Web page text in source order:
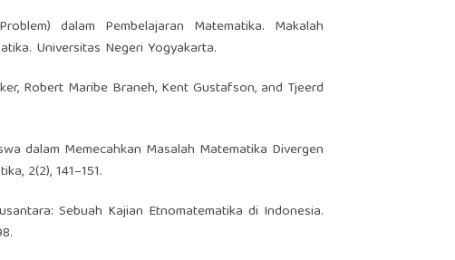
dalam Pembelajaran Matematika. Makalah
Universitas Negeri Yogyakarta.
Robert Maribe Braneh, Kent Gustafson, and Tjeerd
dalam Memecahkan Masalah Matematika Divergen
2(2), 141–151.
Sebuah Kajian Etnomatematika di Indonesia.